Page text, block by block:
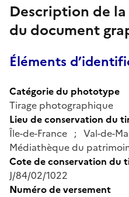
Description de
du document
Éléments
Catégorie du phototype
Tirage photographique
Lieu de conservation du
Île-de-France ; Val-de-
Médiathèque du
Cote de conservation du
J/84/02/1022
Numéro de versement